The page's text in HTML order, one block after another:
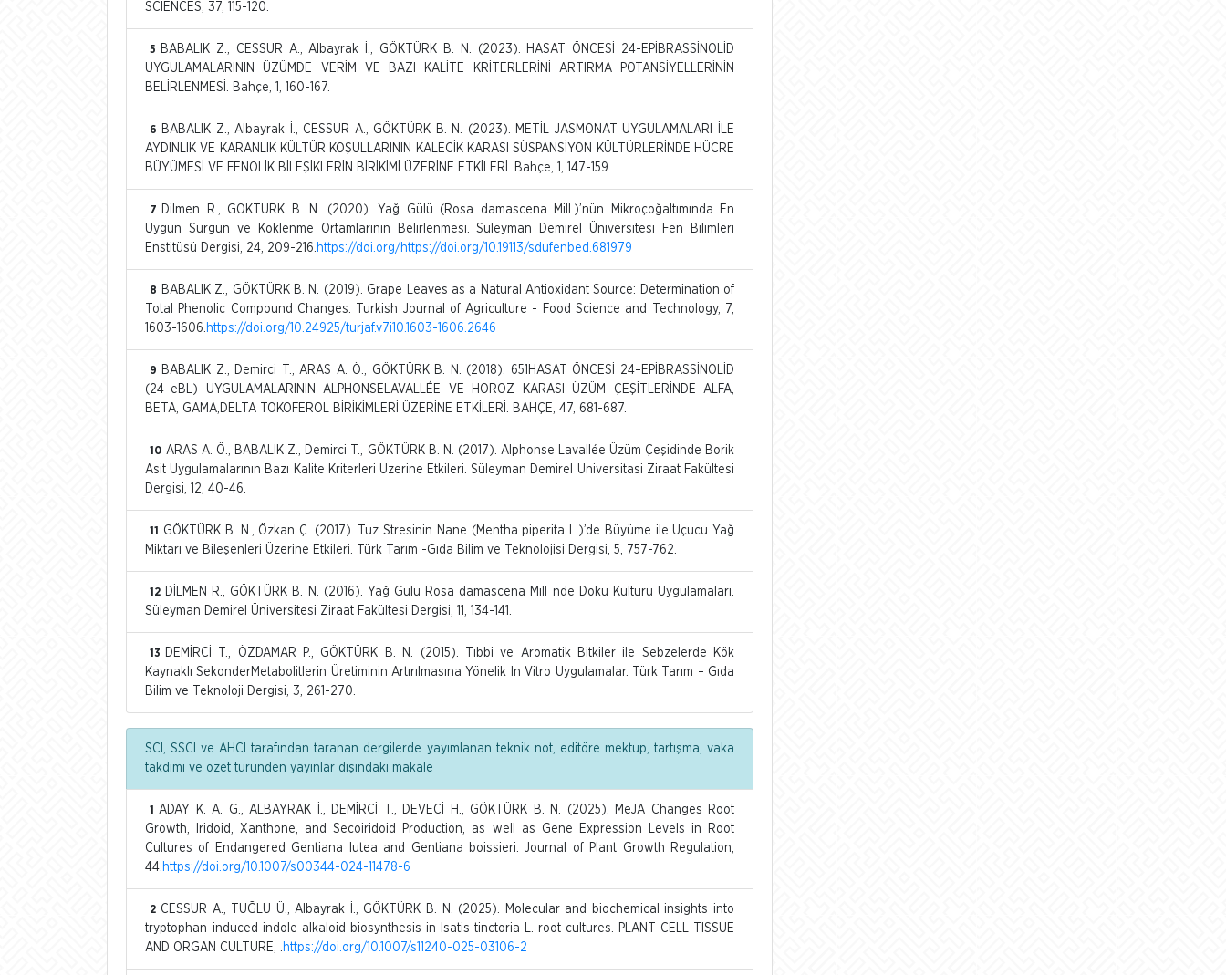
SCIENCES, 37, 115-120.
5
BABALIK Z., CESSUR A., Albayrak İ., GÖKTÜRK B. N. (2023). HASAT ÖNCESİ 24-EPİBRASSİNOLİD
UYGULAMALARININ ÜZÜMDE VERİM VE BAZI KALİTE KRİTERLERİNİ ARTIRMA POTANSİYELLERİNİN
BELİRLENMESİ. Bahçe, 1, 160-167.
6
BABALIK Z., Albayrak İ., CESSUR A., GÖKTÜRK B. N. (2023). METİL JASMONAT UYGULAMALARI İLE
AYDINLIK VE KARANLIK KÜLTÜR KOŞULLARININ KALECİK KARASI SÜSPANSİYON KÜLTÜRLERİNDE HÜCRE
BÜYÜMESİ VE FENOLİK BİLEŞİKLERİN BİRİKİMİ ÜZERİNE ETKİLERİ. Bahçe, 1, 147-159.
7
Dilmen R., GÖKTÜRK B. N. (2020). Yağ Gülü (Rosa damascena Mill.)’nün Mikroçoğaltımında En
Uygun Sürgün ve Köklenme Ortamlarının Belirlenmesi. Süleyman Demirel Üniversitesi Fen Bilimleri
Enstitüsü Dergisi, 24, 209-216. https://doi.org/https://doi.org/10.19113/sdufenbed.681979
8
BABALIK Z., GÖKTÜRK B. N. (2019). Grape Leaves as a Natural Antioxidant Source: Determination of
Total Phenolic Compound Changes. Turkish Journal of Agriculture - Food Science and Technology, 7,
1603-1606. https://doi.org/10.24925/turjaf.v7i10.1603-1606.2646
9
BABALIK Z., Demirci T., ARAS A. Ö., GÖKTÜRK B. N. (2018). 651HASAT ÖNCESİ 24–EPİBRASSİNOLİD
(24–eBL) UYGULAMALARININ ALPHONSELAVALLÉE VE HOROZ KARASI ÜZÜM ÇEŞİTLERİNDE ALFA,
BETA, GAMA,DELTA TOKOFEROL BİRİKİMLERİ ÜZERİNE ETKİLERİ. BAHÇE, 47, 681-687.
10 ARAS A. Ö., BABALIK Z., Demirci T., GÖKTÜRK B. N. (2017). Alphonse Lavallée Üzüm Çeşidinde Borik
Asit Uygulamalarının Bazı Kalite Kriterleri Üzerine Etkileri. Süleyman Demirel Üniversitasi Ziraat Fakültesi
Dergisi, 12, 40-46.
11
GÖKTÜRK B. N., Özkan Ç. (2017). Tuz Stresinin Nane (Mentha piperita L.)’de Büyüme ile Uçucu Yağ
Miktarı ve Bileşenleri Üzerine Etkileri. Türk Tarım -Gıda Bilim ve Teknolojisi Dergisi, 5, 757-762.
12 DİLMEN R., GÖKTÜRK B. N. (2016). Yağ Gülü Rosa damascena Mill nde Doku Kültürü Uygulamaları.
Süleyman Demirel Üniversitesi Ziraat Fakültesi Dergisi, 11, 134-141.
13
DEMİRCİ T., ÖZDAMAR P., GÖKTÜRK B. N. (2015). Tıbbi ve Aromatik Bitkiler ile Sebzelerde Kök
Kaynaklı SekonderMetabolitlerin Üretiminin Artırılmasına Yönelik In Vitro Uygulamalar. Türk Tarım – Gıda
Bilim ve Teknoloji Dergisi, 3, 261-270.
SCI, SSCI ve AHCI tarafından taranan dergilerde yayımlanan teknik not, editöre mektup, tartışma, vaka
takdimi ve özet türünden yayınlar dışındaki makale
1
ADAY K. A. G., ALBAYRAK İ., DEMİRCİ T., DEVECİ H., GÖKTÜRK B. N. (2025). MeJA Changes Root
Growth, Iridoid, Xanthone, and Secoiridoid Production, as well as Gene Expression Levels in Root
Cultures of Endangered Gentiana lutea and Gentiana boissieri. Journal of Plant Growth Regulation,
44. https://doi.org/10.1007/s00344-024-11478-6
2 CESSUR A., TUĞLU Ü., Albayrak İ., GÖKTÜRK B. N. (2025). Molecular and biochemical insights into
tryptophan-induced indole alkaloid biosynthesis in Isatis tinctoria L. root cultures. PLANT CELL TISSUE
AND ORGAN CULTURE, . https://doi.org/10.1007/s11240-025-03106-2